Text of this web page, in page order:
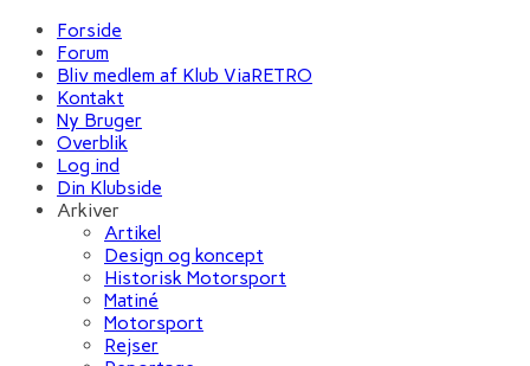
Forside
Forum
Bliv medlem af Klub ViaRETRO
Kontakt
Ny Bruger
Overblik
Log ind
Din Klubside
Arkiver
Artikel
Design og koncept
Historisk Motorsport
Matiné
Motorsport
Rejser